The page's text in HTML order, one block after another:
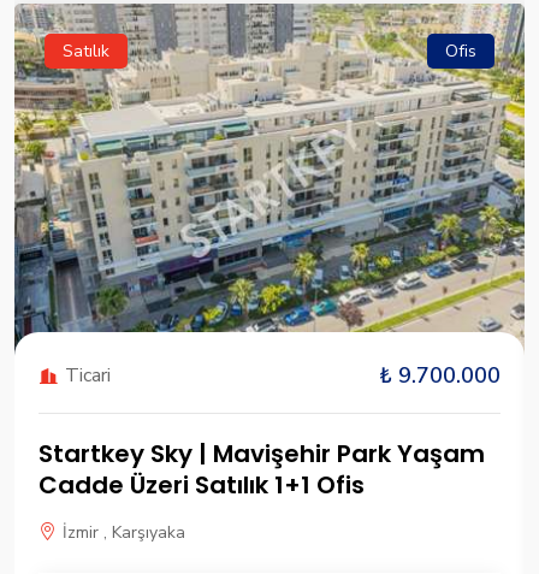
Satılık Ofis
Ticari ₺ 9.700.000
Startkey Sky | Mavişehir Park Yaşam
Cadde Üzeri Satılık 1+1 Ofis
İzmir , Karşıyaka